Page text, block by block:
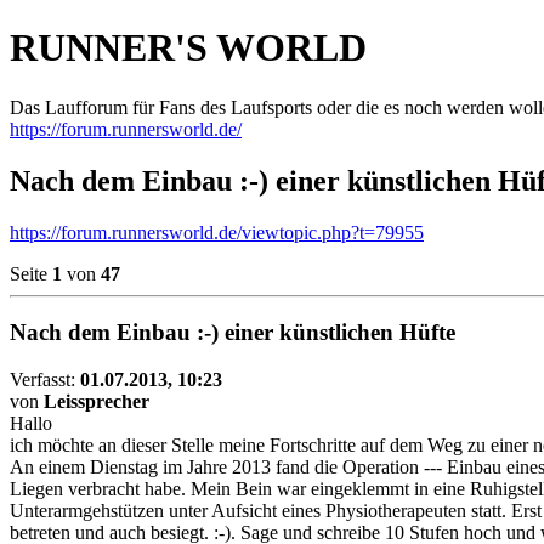
RUNNER'S WORLD
Das Laufforum für Fans des Laufsports oder die es noch werden
https://forum.runnersworld.de/
Nach dem Einbau :-) einer künstlichen
https://forum.runnersworld.de/viewtopic.php?t=79955
Seite 1 von 47
Nach dem Einbau :-) einer künstlichen Hüfte
Verfasst: 01.07.2013, 10:23
von Leissprecher
Hallo
ich möchte an dieser Stelle meine Fortschritte auf dem Weg zu
An einem Dienstag im Jahre 2013 fand die Operation --- Einbau
Liegen verbracht habe. Mein Bein war eingeklemmt in eine
Unterarmgehstützen unter Aufsicht eines Physiotherapeuten statt.
betreten und auch besiegt. :-). Sage und schreibe 10 Stufen hoch